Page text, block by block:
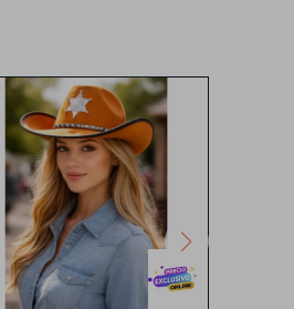
Sombrero de cowboy marron